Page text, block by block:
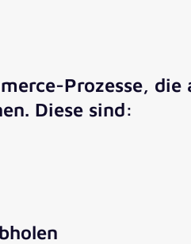
Prozesse, die
Diese sind: